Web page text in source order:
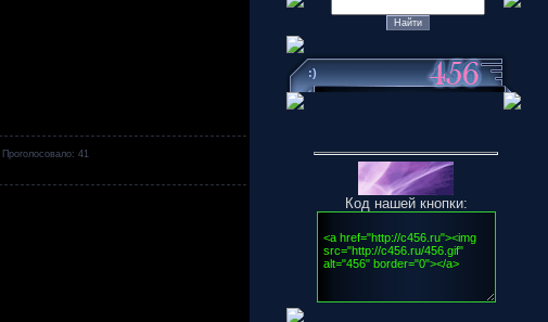
Проголосовало: 41
:)
Код нашей кнопки: